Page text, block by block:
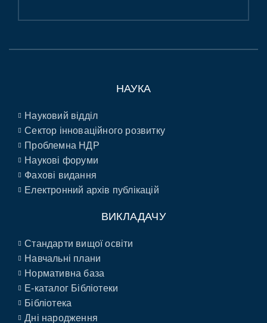
НАУКА
Науковий відділ
Сектор інноваційного розвитку
Проблемна НДР
Наукові форуми
Фахові видання
Електронний архів публікацій
ВИКЛАДАЧУ
Стандарти вищої освіти
Навчальні плани
Нормативна база
E-каталог Бібліотеки
Бібліотека
Дні народження